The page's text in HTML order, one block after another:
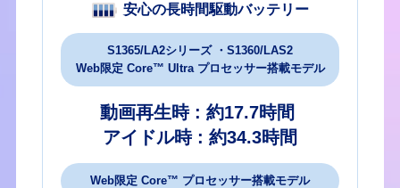
安心の長時間駆動バッテリー
S1365/LA2シリーズ ・S1360/LAS2
Web限定 Core™ Ultra プロセッサー搭載モデル
動画再生時 : 約17.7時間
アイドル時 : 約34.3時間
Web限定 Core™ プロセッサー搭載モデル